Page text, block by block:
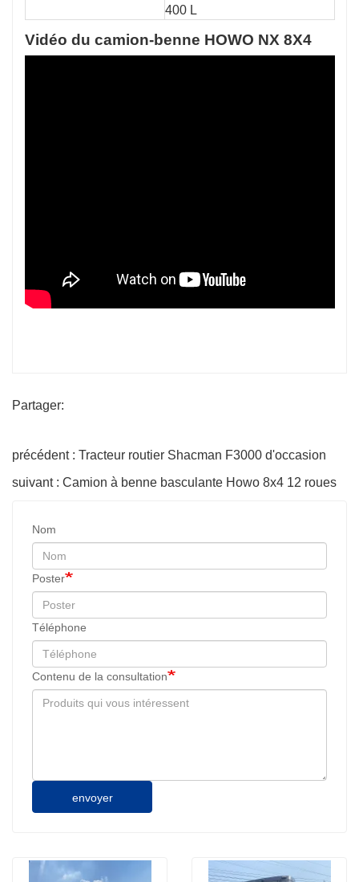
400 L
Vidéo du camion-benne HOWO NX 8X4
Partager:
précédent : Tracteur routier Shacman F3000 d'occasion
suivant : Camion à benne basculante Howo 8x4 12 roues
Nom
Poster
Téléphone
Contenu de la consultation
envoyer